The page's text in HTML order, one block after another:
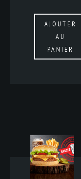
AJOUTER
AU
PANIER